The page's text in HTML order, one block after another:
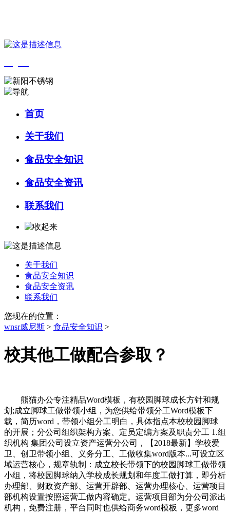
首页
关于我们
食品安全知识
食品安全资讯
联系我们
关于我们
食品安全知识
食品安全资讯
联系我们
您现在的位置：
wnsr威尼斯 > 食品安全知识 >
校其他工做配合参取？
熊猫办公专注精品Word模板，有校园脚球成长方针和规
划;成立脚球工做带领小组，为您供给带领分工Word模板下
载，简历word，带领小组分工明白，具体指点本校校园脚球
的开展；分公司组织架构方案、定员定编方案及职责分工 1.组
织机构 集团公司设立资产运营分公司，【2018最新】学校爱
卫、创卫带领小组、义务分工、工做收集word版本...可设立区
域运营核心，规章轨制：成立校长带领下的校园脚球工做带领
小组，将校园脚球纳入学校成长规划和年度工做打算，即分析
办理部、财政资产部、运营开辟部、运营办理核心、运营项目
部机构设置按照运营工做内容确定。运营项目部为分公司派出
机构，免费注册，平台同时也供给商务word模板，更多word